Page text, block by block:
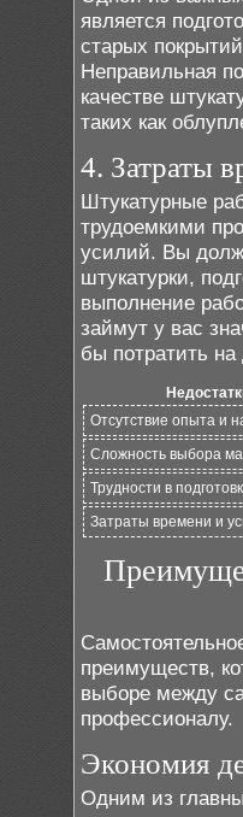
является
старых
Неправильная
качестве
таких как
4. Затраты
Штукатурные
трудоемкими
усилий. Вы
штукатурки,
выполнение
займут у вас
бы потратить
Отсутствие опыта и
Сложность выбора
Трудности в
Затраты времени и
преимуществ,
выборе между
профессионалу.
Экономия
Одним из